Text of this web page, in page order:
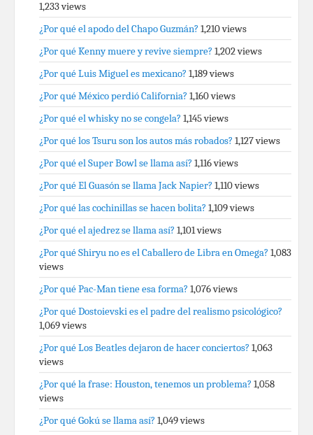
1,233 views
¿Por qué el apodo del Chapo Guzmán? 1,210 views
¿Por qué Kenny muere y revive siempre? 1,202 views
¿Por qué Luis Miguel es mexicano? 1,189 views
¿Por qué México perdió California? 1,160 views
¿Por qué el whisky no se congela? 1,145 views
¿Por qué los Tsuru son los autos más robados? 1,127 views
¿Por qué el Super Bowl se llama así? 1,116 views
¿Por qué El Guasón se llama Jack Napier? 1,110 views
¿Por qué las cochinillas se hacen bolita? 1,109 views
¿Por qué el ajedrez se llama así? 1,101 views
¿Por qué Shiryu no es el Caballero de Libra en Omega? 1,083
views
¿Por qué Pac-Man tiene esa forma? 1,076 views
¿Por qué Dostoievski es el padre del realismo psicológico?
1,069 views
¿Por qué Los Beatles dejaron de hacer conciertos? 1,063
views
¿Por qué la frase: Houston, tenemos un problema? 1,058
views
¿Por qué Gokú se llama así? 1,049 views